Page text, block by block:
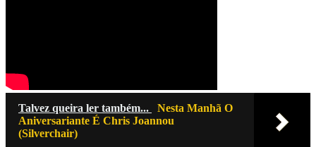
Talvez queira ler também...
Nesta Manhã O
Aniversariante É Chris Joannou
(Silverchair)